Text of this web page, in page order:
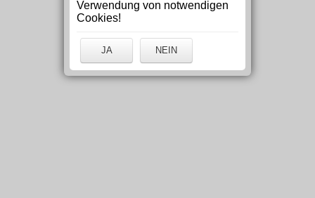
Verwendung von notwendigen
Cookies!
JA NEIN